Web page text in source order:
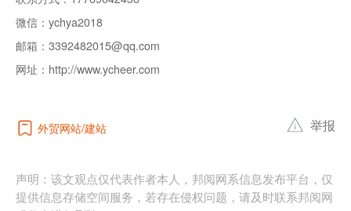
微信： ychya2018
邮箱： 3392482015@qq.com
网址： http://www.ycheer.com
外贸网站 建站 举报
声明：该文观点仅代表作者本人，邦阅网系信息发布平台，仅
提供信息存储空间服务，若存在侵权问题，请及时联系邦阅网